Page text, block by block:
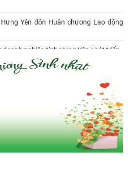
Yên đón Huân chương Lao động
doanh nghiệp tỉnh Hưng Yên phát triển
hội Doanh nghiệp tỉnh Hưng Yên
Yên: Cập nhật chính sách thuế mới